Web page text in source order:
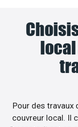
local
Pour des travaux
couvreur local. Il